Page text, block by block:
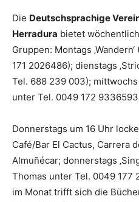
Die Deutschsprachige
Herradura bietet
Gruppen: Montags
171 2026486); dienstags
Tel. 688 239 003); mittwochs
unter Tel. 0049 172
Donnerstags um 16 Uhr
Café/Bar El Cactus, Carrera
Almuñécar; donnerstags
Thomas unter Tel. 0049 177
im Monat trifft sich die